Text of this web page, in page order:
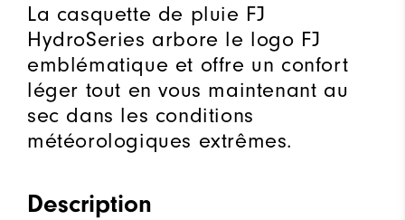
La casquette de pluie FJ
HydroSeries arbore le logo FJ
emblématique et offre un confort
léger tout en vous maintenant au
sec dans les conditions
météorologiques extrêmes.
Description